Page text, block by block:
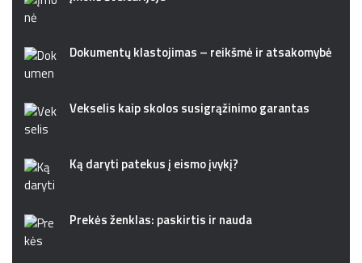
Dokumentų klastojimas – reikšmė ir atsakomybė
Vekselis kaip skolos susigrąžinimo garantas
Ką daryti patekus į eismo įvykį?
Prekės ženklas: paskirtis ir nauda